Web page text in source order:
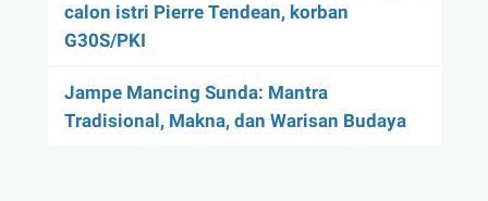
calon istri Pierre Tendean, korban
G30S/PKI
Jampe Mancing Sunda: Mantra
Tradisional, Makna, dan Warisan Budaya